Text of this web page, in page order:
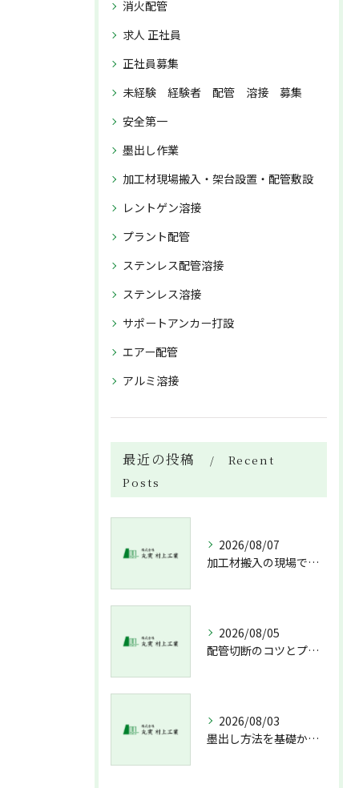
消火配管
求人 正社員
正社員募集
未経験 経験者 配管 溶接 募集
安全第一
墨出し作業
加工材現場搬入・架台設置・配管敷設
レントゲン溶接
プラント配管
ステンレス配管溶接
ステンレス溶接
サポートアンカー打設
エアー配管
アルミ溶接
最近の投稿
Recent
Posts
2026/08/07
加工材搬入の現場で押さえておきたい流れと架台設置配管敷設までの実務解説
2026/08/05
配管切断のコツとプロが教える失敗しない工具選び
2026/08/03
墨出し方法を基礎から実践まで一人作業でも正確にこなすコツと墨出し作業の注意点